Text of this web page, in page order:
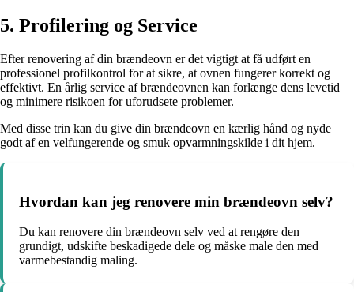
5. Profilering og Service
Efter renovering af din brændeovn er det vigtigt at få udført en
professionel profilkontrol for at sikre, at ovnen fungerer korrekt og
effektivt. En årlig service af brændeovnen kan forlænge dens levetid
og minimere risikoen for uforudsete problemer.
Med disse trin kan du give din brændeovn en kærlig hånd og nyde
godt af en velfungerende og smuk opvarmningskilde i dit hjem.
Hvordan kan jeg renovere min brændeovn selv?
Du kan renovere din brændeovn selv ved at rengøre den
grundigt, udskifte beskadigede dele og måske male den med
varmebestandig maling.